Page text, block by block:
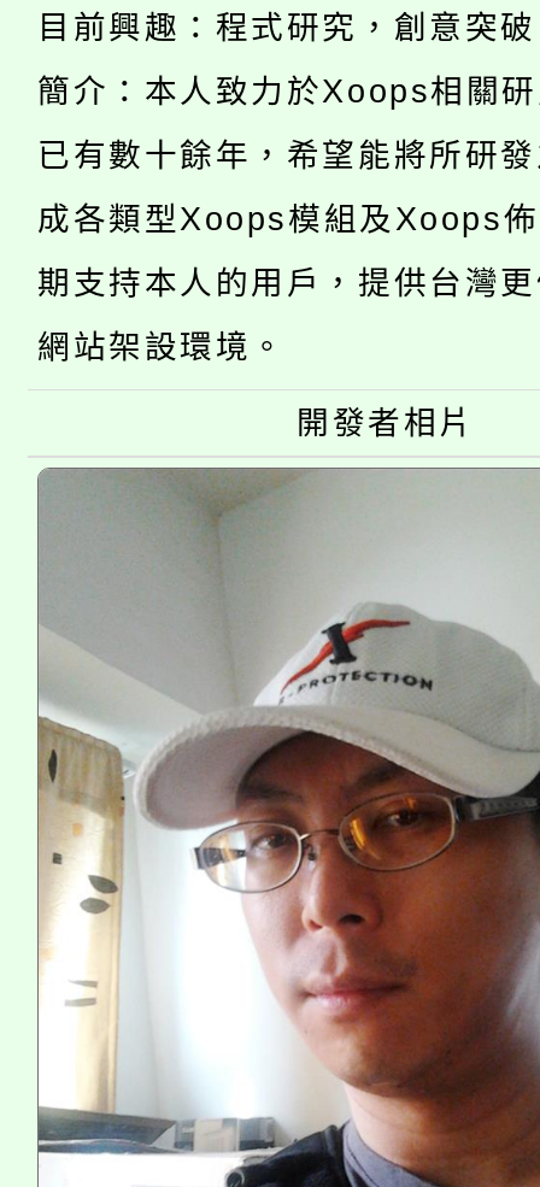
徵才活動。
YOUNG桃局內行報名
局官網。
8月14至27日，桃園電
開!
115年桃園市運動會8/
田徑場及游泳池舉行。
桃園市低收入戶享有免
視費優惠，中低收入戶
半價優惠，詳情可洽有
大園自造教育及科技中
份教師增能研習
大溪自造教育及科技中
份教師研習
淨零綠生活教案入校路
會
115年食農教育專業人
目前興趣：程式研究，創意突
簡介：本人致力於Xoops相關
已有數十餘年，希望能將所研
成各類型Xoops模組及Xoops
期支持本人的用戶，提供台灣
網站架設環境。
開發者相片